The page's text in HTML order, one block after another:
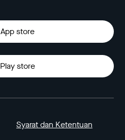
App store
Play store
Syarat dan Ketentuan